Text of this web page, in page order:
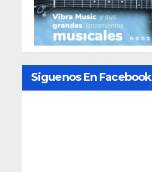
Siguenos En Facebook